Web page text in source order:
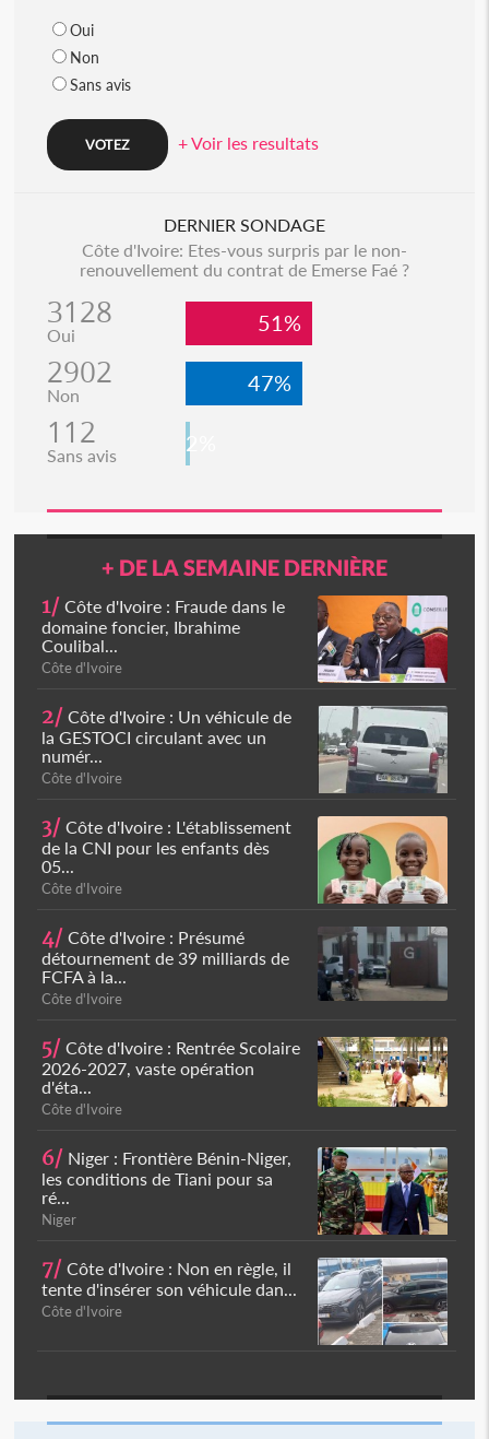
Oui
Non
Sans avis
+ Voir les resultats
DERNIER SONDAGE
Côte d'Ivoire: Etes-vous surpris par le non-
renouvellement du contrat de Emerse Faé ?
3128
Oui 51%
2902
Non 47%
112
Sans avis 2%
+ DE LA SEMAINE DERNIÈRE
1/ Côte d'Ivoire : Fraude dans le
domaine foncier, Ibrahime
Coulibal...
Côte d'Ivoire
2/ Côte d'Ivoire : Un véhicule de
la GESTOCI circulant avec un
numér...
Côte d'Ivoire
3/ Côte d'Ivoire : L'établissement
de la CNI pour les enfants dès
05...
Côte d'Ivoire
4/ Côte d'Ivoire : Présumé
détournement de 39 milliards de
FCFA à la...
Côte d'Ivoire
5/ Côte d'Ivoire : Rentrée Scolaire
2026-2027, vaste opération
d'éta...
Côte d'Ivoire
6/ Niger : Frontière Bénin-Niger,
les conditions de Tiani pour sa
ré...
Niger
7/ Côte d'Ivoire : Non en règle, il
tente d'insérer son véhicule dan...
Côte d'Ivoire